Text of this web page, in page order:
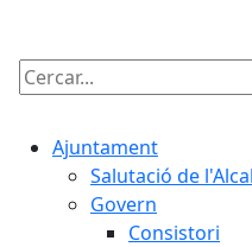
Cercar:
Ajuntament
Salutació de
Govern
Consistori